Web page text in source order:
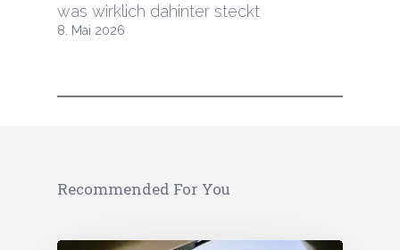
was wirklich dahinter steckt
8. Mai 2026
Recommended For You